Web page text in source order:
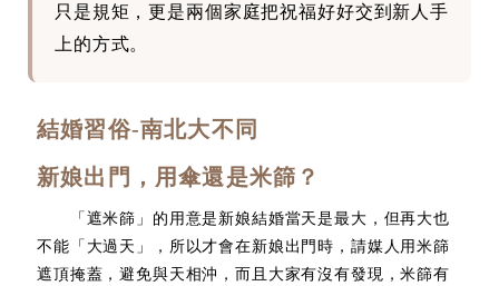
只是規矩，更是兩個家庭把祝福好好交到新人手
上的方式。
結婚習俗-南北大不同
新娘出門，用傘還是米篩？
「遮米篩」的用意是新娘結婚當天是最大，但再大也
不能「大過天」，所以才會在新娘出門時，請媒人用米篩
遮頂掩蓋，避免與天相沖，而且大家有沒有發現，米篩有